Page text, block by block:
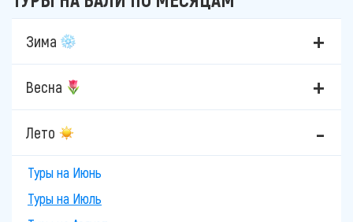
Зима
Весна
Лето
Туры на Июнь
Туры на Июль